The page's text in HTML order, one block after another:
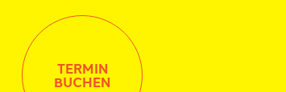
TERMIN
BUCHEN